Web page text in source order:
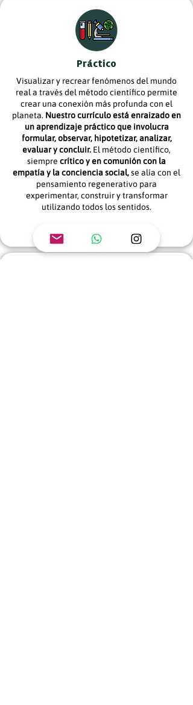
Práctico
Visualizar y recrear fenómenos del mundo
real a través del método científico permite
crear una conexión más profunda con el
planeta. Nuestro currículo está enraizado en
un aprendizaje práctico que involucra
formular, observar, hipotetizar, analizar,
evaluar y concluir. El método científico,
siempre crítico y en comunión con la
empatía y la conciencia social,se alía con el
pensamiento regenerativo para
experimentar, construir y transformar
utilizando todos los sentidos.